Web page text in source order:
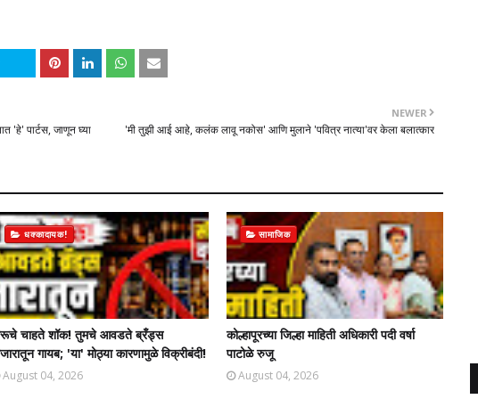
NEWER
'मी तुझी आई आहे, कलंक लावू नकोस' आणि मुलाने 'पवित्र नात्या'वर केला बलात्कार
'हे' पार्टस, जाणून घ्या
धक्कादायक!
चाहते शॉक! तुमचे आवडते ब्रँड्स
गायब; 'या' मोठ्या कारणामुळे विक्रीबंदी!
August 04, 2026
सामाजिक
कोल्हापूरच्या जिल्हा माहिती अधिकारी पदी वर्षा
पाटोळे रुजू
August 04, 2026